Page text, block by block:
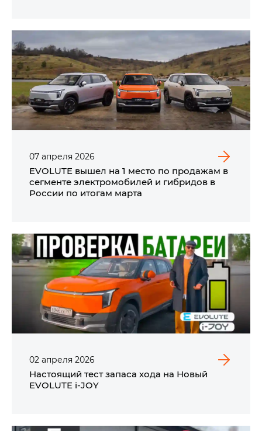
07 апреля 2026
EVOLUTE вышел на 1 место по продажам в
сегменте электромобилей и гибридов в
России по итогам марта
02 апреля 2026
Настоящий тест запаса хода на Новый
EVOLUTE i‑JOY